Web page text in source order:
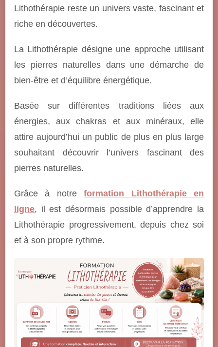
Lithothérapie reste un univers vaste, fascinant et
riche en découvertes.
La Lithothérapie désigne une approche utilisant
les pierres naturelles dans une démarche de
bien-être et d’équilibre énergétique.
Basée sur différentes traditions liées aux
énergies, aux chakras et aux minéraux, elle
attire aujourd’hui un public de plus en plus large
souhaitant découvrir l’univers fascinant des
pierres naturelles.
Grâce à notreformation Lithothérapie en
ligne, il est désormais possible d’apprendre la
Lithothérapie progressivement, depuis chez soi
et à son propre rythme.